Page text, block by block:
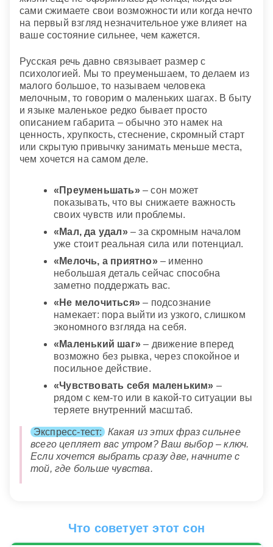
Получать во сне маленькую сумму денег вместо
причитающейся большой — означает
непредвиденные обстоятельства, которые круто
сами сжимаете свои возможности или когда нечто
на первый взгляд незначительное уже влияет на
ваше состояние сильнее, чем кажется.
Русская речь давно связывает размер с
психологией. Мы то преуменьшаем, то делаем из
малого большое, то называем человека
мелочным, то говорим о маленьких шагах. В быту
и языке маленькое редко бывает просто
описанием габарита – обычно это намек на
ценность, хрупкость, стеснение, скромный старт
или скрытую привычку занимать меньше места,
чем хочется на самом деле.
«Преуменьшать»– сон может
показывать, что вы снижаете важность
своих чувств или проблемы.
«Мал, да удал»– за скромным началом
уже стоит реальная сила или потенциал.
«Мелочь, а приятно»– именно
небольшая деталь сейчас способна
заметно поддержать вас.
«Не мелочиться» – подсознание
намекает: пора выйти из узкого, слишком
экономного взгляда на себя.
«Маленький шаг» – движение вперед
возможно без рывка, через спокойное и
посильное действие.
«Чувствовать себя маленьким» –
рядом с кем-то или в какой-то ситуации вы
теряете внутренний масштаб.
Экспресс-тест:
Какая из этих фраз сильнее
всего цепляет вас утром? Ваш выбор – ключ.
Если хочется выбрать сразу две, начните с
той, где больше чувства.
Что советует этот сон